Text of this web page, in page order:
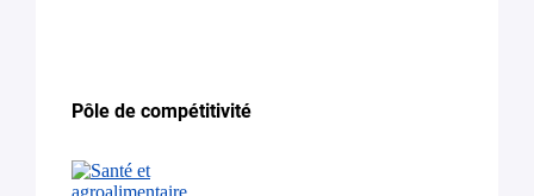
Pôle de compétitivité